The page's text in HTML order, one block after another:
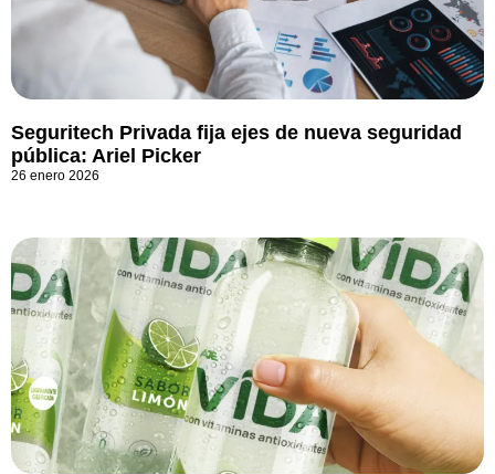
Seguritech Privada fija ejes de nueva seguridad
pública: Ariel Picker
26 enero 2026